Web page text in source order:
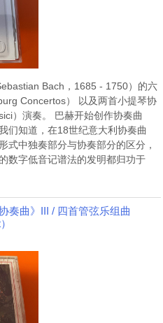
Bach，1685 - 1750）的六
Concertos） 以及两首小提琴协
）演奏。 巴赫开始创作协奏曲
们知道，在18世纪意大利协奏曲
式中独奏部分与协奏部分的区分，
数字低音记谱法的发明都归功于
奏曲》III / 四首管弦乐组曲